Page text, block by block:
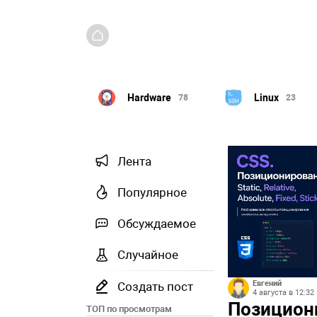
Linux 23 игры 30
Лента
Популярное
Обсуждаемое
Случайное
Создать пост
ТОП по просмотрам
Евгений
4 августа в 12:32